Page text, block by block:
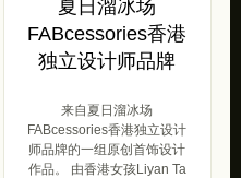
夏日溜冰场
FABcessories香港
独立设计师品牌
来自夏日溜冰场
FABcessories香港独立设计
师品牌的一组原创首饰设计
作品。 由香港女孩Liyan Ta